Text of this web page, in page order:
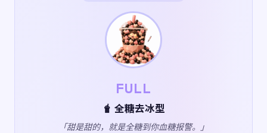
FULL
🧋 全糖去冰型
「甜是甜的，就是全糖到你血糖报警。」